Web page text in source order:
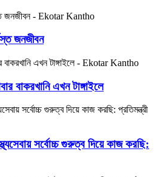
জনজীবন
বাকরখানি এখন টাঙ্গাইলে
সর্বোচ্চ গুরুত্ব দিয়ে কাজ করছি: